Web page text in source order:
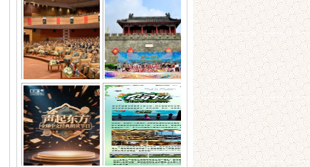
巴基斯坦驻华大使馆
在北京举办纪念Yo
千年制香艺 新职守
传承 —祝贺制香
中国人民解放军建军
99周年庆祝活动在
歌声与微笑响彻雄
关！中美青少年放歌
长